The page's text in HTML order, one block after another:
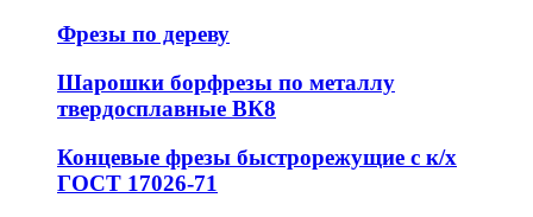
Фрезы по дереву
Шарошки борфрезы по металлу
твердосплавные ВК8
Концевые фрезы быстрорежущие с к/х
ГОСТ 17026-71